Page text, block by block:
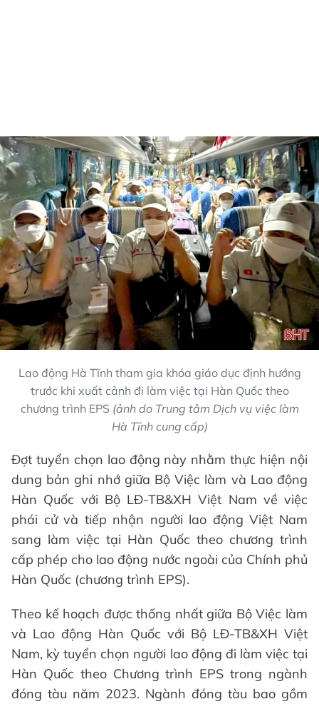
Lao động Hà Tĩnh tham gia khóa giáo dục định hướng
trước khi xuất cảnh đi làm việc tại Hàn Quốc theo
chương trình EPS (ảnh do Trung tâm Dịch vụ việc làm
Hà Tĩnh cung cấp)
Đợt tuyển chọn lao động này nhằm thực hiện nội
dung bản ghi nhớ giữa Bộ Việc làm và Lao động
Hàn Quốc với Bộ LĐ-TB&XH Việt Nam về việc
phái cử và tiếp nhận người lao động Việt Nam
sang làm việc tại Hàn Quốc theo chương trình
cấp phép cho lao động nước ngoài của Chính phủ
Hàn Quốc (chương trình EPS).
Theo kế hoạch được thống nhất giữa Bộ Việc làm
và Lao động Hàn Quốc với Bộ LĐ-TB&XH Việt
Nam, kỳ tuyển chọn người lao động đi làm việc tại
Hàn Quốc theo Chương trình EPS trong ngành
đóng tàu năm 2023. Ngành đóng tàu bao gồm